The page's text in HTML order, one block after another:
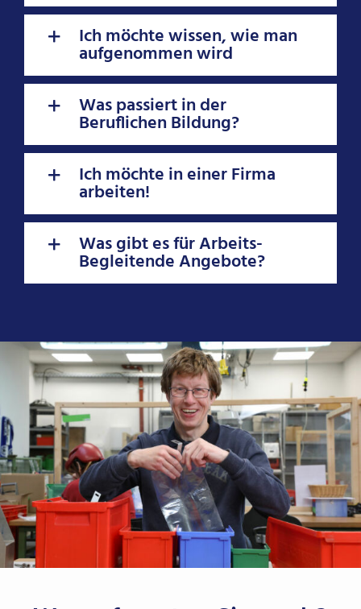
Ich möchte wissen, wie man
aufgenommen wird
Was passiert in der
Beruflichen Bildung?
Ich möchte in einer Firma
arbeiten!
Was gibt es für Arbeits-
Begleitende Angebote?